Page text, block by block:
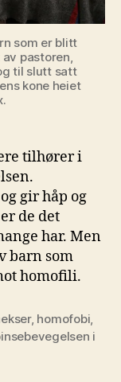
som er blitt
pastoren,
til slutt satt
kone heiet
tilhører i
gir håp og
de det
har. Men
barn som
homofili.
, homofobi,
i